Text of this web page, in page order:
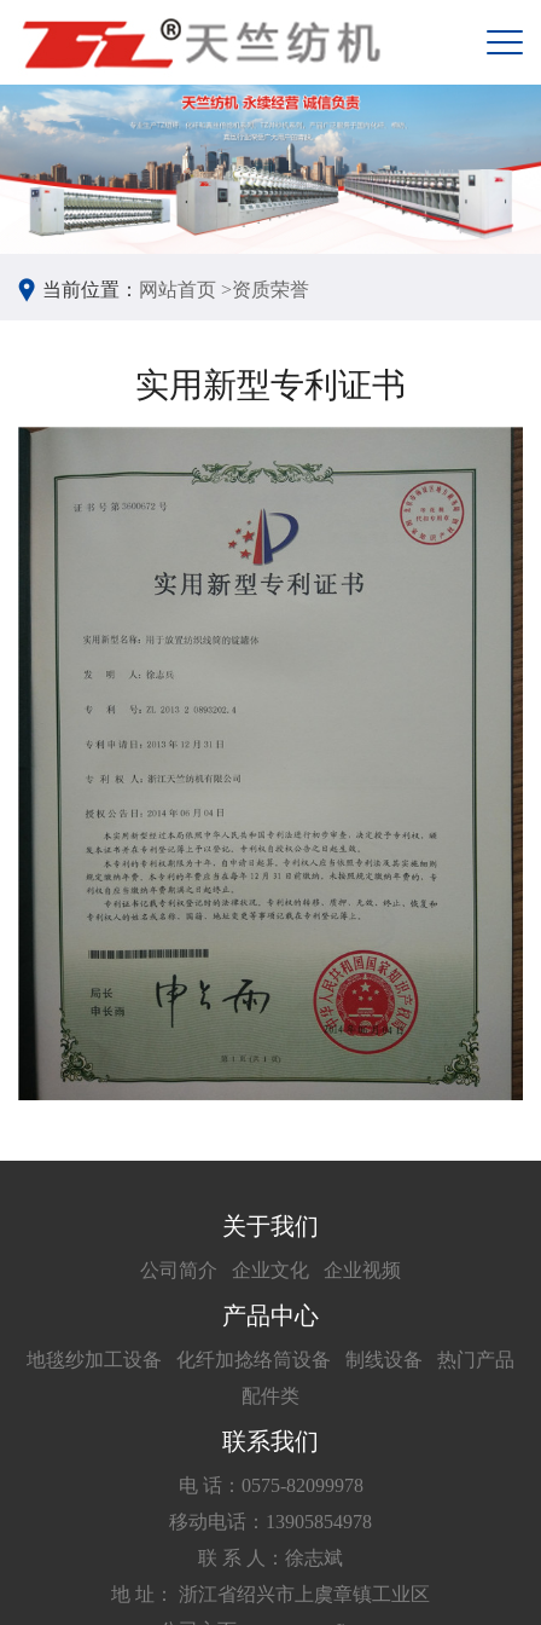
当前位置： 网站首页 >资质荣誉
实用新型专利证书
关于我们
公司简介 企业文化 企业视频
产品中心
地毯纱加工设备 化纤加捻络筒设备 制线设备
热门产品
配件类
联系我们
电 话：0575-82099978
移动电话：13905854978
联 系 人：徐志斌
地 址： 浙江省绍兴市上虞章镇工业区